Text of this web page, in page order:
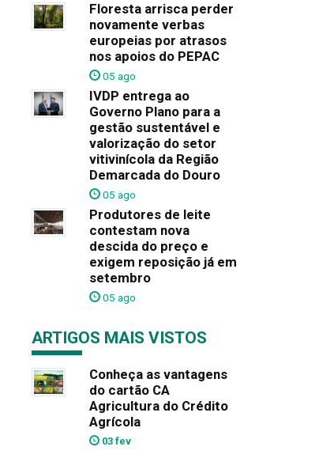
Floresta arrisca perder
novamente verbas
europeias por atrasos
nos apoios do PEPAC
05 ago
IVDP entrega ao
Governo Plano para a
gestão sustentável e
valorização do setor
vitivinícola da Região
Demarcada do Douro
05 ago
Produtores de leite
contestam nova
descida do preço e
exigem reposição já em
setembro
05 ago
ARTIGOS MAIS VISTOS
Conheça as vantagens
do cartão CA
Agricultura do Crédito
Agrícola
03 fev